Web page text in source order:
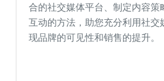
合的社交媒体平台、制定内容策
互动的方法，助您充分利用社交
现品牌的可见性和销售的提升。